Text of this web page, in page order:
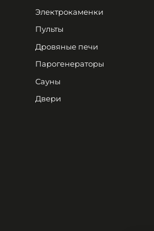
Электрокаменки
Пульты
Дровяные печи
Парогенераторы
Сауны
Двери